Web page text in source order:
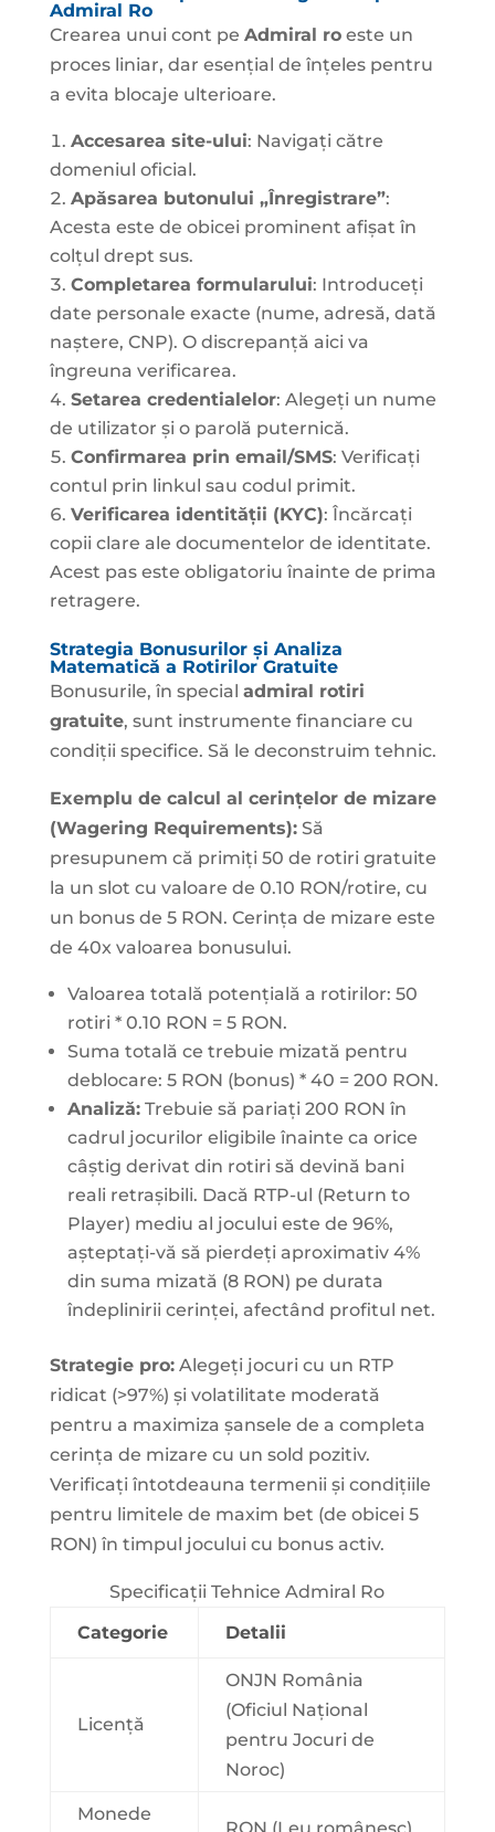
Admiral Ro
Crearea unui cont pe Admiral roeste un
proces liniar, dar esențial de înțeles pentru
a evita blocaje ulterioare.
Accesarea site-ului: Navigați către
domeniul oficial.
Apăsarea butonului „Înregistrare”:
Acesta este de obicei prominent afișat în
colțul drept sus.
Completarea formularului: Introduceți
date personale exacte (nume, adresă, dată
naștere, CNP). O discrepanță aici va
îngreuna verificarea.
Setarea credentialelor: Alegeți un nume
de utilizator și o parolă puternică.
Confirmarea prin email/SMS: Verificați
contul prin linkul sau codul primit.
Verificarea identității (KYC): Încărcați
copii clare ale documentelor de identitate.
Acest pas este obligatoriu înainte de prima
retragere.
Strategia Bonusurilor și Analiza
Matematică a Rotirilor Gratuite
Bonusurile, în special admiral rotiri
gratuite, sunt instrumente financiare cu
condiții specifice. Să le deconstruim tehnic.
Exemplu de calcul al cerințelor de mizare
(Wagering Requirements):Să
presupunem că primiți 50 de rotiri gratuite
la un slot cu valoare de 0.10 RON/rotire, cu
un bonus de 5 RON. Cerința de mizare este
de 40x valoarea bonusului.
Valoarea totală potențială a rotirilor: 50
rotiri * 0.10 RON = 5 RON.
Suma totală ce trebuie mizată pentru
deblocare: 5 RON (bonus) * 40 = 200 RON.
Analiză:Trebuie să pariați 200 RON în
cadrul jocurilor eligibile înainte ca orice
câștig derivat din rotiri să devină bani
reali retrașibili. Dacă RTP-ul (Return to
Player) mediu al jocului este de 96%,
așteptați-vă să pierdeți aproximativ 4%
din suma mizată (8 RON) pe durata
îndeplinirii cerinței, afectând profitul net.
Strategie pro:Alegeți jocuri cu un RTP
ridicat (>97%) și volatilitate moderată
pentru a maximiza șansele de a completa
cerința de mizare cu un sold pozitiv.
Verificați întotdeauna termenii și condițiile
pentru limitele de maxim bet (de obicei 5
RON) în timpul jocului cu bonus activ.
Specificații Tehnice Admiral Ro
Categorie
Detalii
Licență
ONJN România
(Oficiul Național
pentru Jocuri de
Noroc)
Monede